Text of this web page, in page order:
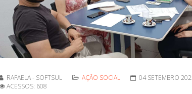
RAFAELA - SOFTSUL AÇÃO SOCIAL
04 SETEMBRO
ACESSOS: 608